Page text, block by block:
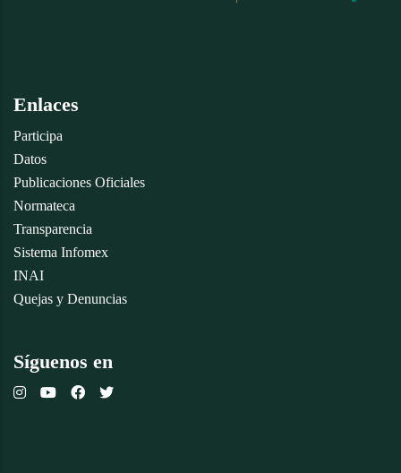
Enlaces
Participa
Datos
Publicaciones Oficiales
Normateca
Transparencia
Sistema Infomex
INAI
Quejas y Denuncias
Síguenos en